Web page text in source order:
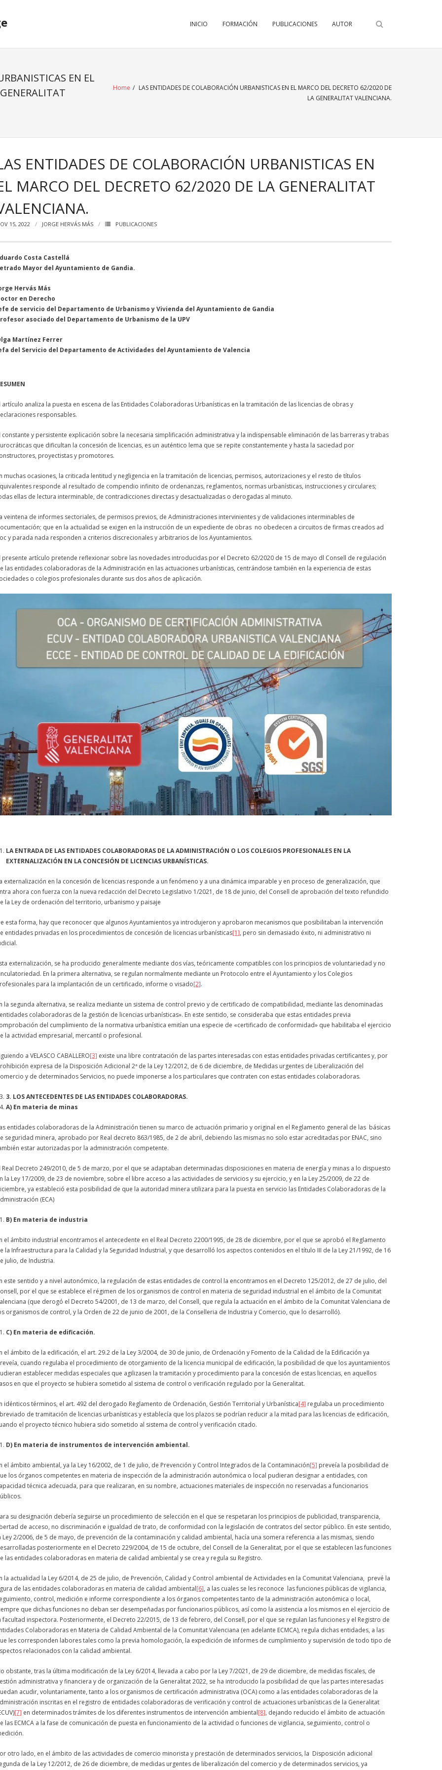
INICIO FORMACIÓN PUBLICACIONES AUTOR
EN EL
Home / LAS ENTIDADES DE COLABORACIÓN URBANISTICAS EN EL MARCO DEL DECRETO 62/2020 DE
LA GENERALITAT VALENCIANA.
ENTIDADES DE COLABORACIÓN URBANISTICAS EN
MARCO DEL DECRETO 62/2020 DE LA GENERALITAT
15, 2022 JORGE HERVÁS MÁS PUBLICACIONES
Costa Castellá
Mayor del Ayuntamiento de Gandia.
Hervás Más
en Derecho
de servicio del Departamento de Urbanismo y Vivienda del Ayuntamiento de Gandia
asociado del Departamento de Urbanismo de la UPV
Martínez Ferrer
del Servicio del Departamento de Actividades del Ayuntamiento de Valencia
artículo analiza la puesta en escena de las Entidades Colaboradoras Urbanísticas en la tramitación de las licencias de obras y
responsables.
constante y persistente explicación sobre la necesaria simplificación administrativa y la indispensable eliminación de las barreras y trabas
que dificultan la concesión de licencias, es un auténtico lema que se repite constantemente y hasta la saciedad por
proyectistas y promotores.
muchas ocasiones, la criticada lentitud y negligencia en la tramitación de licencias, permisos, autorizaciones y el resto de títulos
responde al resultado de compendio infinito de ordenanzas, reglamentos, normas urbanísticas, instrucciones y circulares;
ellas de lectura interminable, de contradicciones directas y desactualizadas o derogadas al minuto.
veintena de informes sectoriales, de permisos previos, de Administraciones intervinientes y de validaciones interminables de
que en la actualidad se exigen en la instrucción de un expediente de obras no obedecen a circuitos de firmas creados ad
y parada nada responden a criterios discrecionales y arbitrarios de los Ayuntamientos.
presente artículo pretende reflexionar sobre las novedades introducidas por el Decreto 62/2020 de 15 de mayo dl Consell de regulación
las entidades colaboradoras de la Administración en las actuaciones urbanísticas, centrándose también en la experiencia de estas
o colegios profesionales durante sus dos años de aplicación.
LA ENTRADA DE LAS ENTIDADES COLABORADORAS DE LA ADMINISTRACIÓN O LOS COLEGIOS PROFESIONALES EN LA
EXTERNALIZACIÓN EN LA CONCESIÓN DE LICENCIAS URBANÍSTICAS.
externalización en la concesión de licencias responde a un fenómeno y a una dinámica imparable y en proceso de generalización, que
ahora con fuerza con la nueva redacción del Decreto Legislativo 1/2021, de 18 de junio, del Consell de aprobación del texto refundido
la Ley de ordenación del territorio, urbanismo y paisaje
esta forma, hay que reconocer que algunos Ayuntamientos ya introdujeron y aprobaron mecanismos que posibilitaban la intervención
entidades privadas en los procedimientos de concesión de licencias urbanísticas[1], pero sin demasiado éxito, ni administrativo ni
externalización, se ha producido generalmente mediante dos vías, teóricamente compatibles con los principios de voluntariedad y no
En la primera alternativa, se regulan normalmente mediante un Protocolo entre el Ayuntamiento y los Colegios
para la implantación de un certificado, informe o visado[2].
la segunda alternativa, se realiza mediante un sistema de control previo y de certificado de compatibilidad, mediante las denominadas
colaboradoras de la gestión de licencias urbanísticas». En este sentido, se consideraba que estas entidades previa
del cumplimiento de la normativa urbanística emitían una especie de «certificado de conformidad» que habilitaba el ejercicio
la actividad empresarial, mercantil o profesional.
a VELASCO CABALLERO[3] existe una libre contratación de las partes interesadas con estas entidades privadas certificantes y, por
expresa de la Disposición Adicional 2ª de la Ley 12/2012, de 6 de diciembre, de Medidas urgentes de Liberalización del
y de determinados Servicios, no puede imponerse a los particulares que contraten con estas entidades colaboradoras.
3. LOS ANTECEDENTES DE LAS ENTIDADES COLABORADORAS.
A) En materia de minas
entidades colaboradoras de la Administración tienen su marco de actuación primario y original en el Reglamento general de las básicas
seguridad minera, aprobado por Real decreto 863/1985, de 2 de abril, debiendo las mismas no solo estar acreditadas por ENAC, sino
estar autorizadas por la administración competente.
Real Decreto 249/2010, de 5 de marzo, por el que se adaptaban determinadas disposiciones en materia de energía y minas a lo dispuesto
la Ley 17/2009, de 23 de noviembre, sobre el libre acceso a las actividades de servicios y su ejercicio, y en la Ley 25/2009, de 22 de
ya estableció esta posibilidad de que la autoridad minera utilizara para la puesta en servicio las Entidades Colaboradoras de la
(ECA)
B) En materia de industria
el ámbito industrial encontramos el antecedente en el Real Decreto 2200/1995, de 28 de diciembre, por el que se aprobó el Reglamento
la Infraestructura para la Calidad y la Seguridad Industrial, y que desarrolló los aspectos contenidos en el título III de la Ley 21/1992, de 16
julio, de Industria.
este sentido y a nivel autonómico, la regulación de estas entidades de control la encontramos en el Decreto 125/2012, de 27 de julio, del
por el que se establece el régimen de los organismos de control en materia de seguridad industrial en el ámbito de la Comunitat
(que derogó el Decreto 54/2001, de 13 de marzo, del Consell, que regula la actuación en el ámbito de la Comunitat Valenciana de
organismos de control, y la Orden de 22 de junio de 2001, de la Conselleria de Industria y Comercio, que lo desarrolló).
C) En materia de edificación.
el ámbito de la edificación, el art. 29.2 de la Ley 3/2004, de 30 de junio, de Ordenación y Fomento de la Calidad de la Edificación ya
cuando regulaba el procedimiento de otorgamiento de la licencia municipal de edificación, la posibilidad de que los ayuntamientos
establecer medidas especiales que agilizasen la tramitación y procedimiento para la concesión de estas licencias, en aquellos
en que el proyecto se hubiera sometido al sistema de control o verificación regulado por la Generalitat.
idénticos términos, el art. 492 del derogado Reglamento de Ordenación, Gestión Territorial y Urbanística[4] regulaba un procedimiento
de tramitación de licencias urbanísticas y establecía que los plazos se podrían reducir a la mitad para las licencias de edificación,
el proyecto técnico hubiera sido sometido al sistema de control y verificación citado.
D) En materia de instrumentos de intervención ambiental.
el ámbito ambiental, ya la Ley 16/2002, de 1 de julio, de Prevención y Control Integrados de la Contaminación[5] preveía la posibilidad de
los órganos competentes en materia de inspección de la administración autonómica o local pudieran designar a entidades, con
técnica adecuada, para que realizaran, en su nombre, actuaciones materiales de inspección no reservadas a funcionarios
su designación debería seguirse un procedimiento de selección en el que se respetaran los principios de publicidad, transparencia,
de acceso, no discriminación e igualdad de trato, de conformidad con la legislación de contratos del sector público. En este sentido,
Ley 2/2006, de 5 de mayo, de prevención de la contaminación y calidad ambiental, hacía una somera referencia a las mismas, siendo
posteriormente en el Decreto 229/2004, de 15 de octubre, del Consell de la Generalitat, por el que se establecen las funciones
las entidades colaboradoras en materia de calidad ambiental y se crea y regula su Registro.
la actualidad la Ley 6/2014, de 25 de julio, de Prevención, Calidad y Control ambiental de Actividades en la Comunitat Valenciana, prevé la
de las entidades colaboradoras en materia de calidad ambiental[6], a las cuales se les reconoce las funciones públicas de vigilancia,
control, medición e informe correspondiente a los órganos competentes tanto de la administración autonómica o local,
que dichas funciones no deban ser desempeñadas por funcionarios públicos, así como la asistencia a los mismos en el ejercicio de
facultad inspectora. Posteriormente, el Decreto 22/2015, de 13 de febrero, del Consell, por el que se regulan las funciones y el Registro de
Colaboradoras en Materia de Calidad Ambiental de la Comunitat Valenciana (en adelante ECMCA), regula dichas entidades, a las
les corresponden labores tales como la previa homologación, la expedición de informes de cumplimiento y supervisión de todo tipo de
relacionados con la calidad ambiental.
obstante, tras la última modificación de la Ley 6/2014, llevada a cabo por la Ley 7/2021, de 29 de diciembre, de medidas fiscales, de
administrativa y financiera y de organización de la Generalitat 2022, se ha introducido la posibilidad de que las partes interesadas
acudir, voluntariamente, tanto a los organismos de certificación administrativa (OCA) como a las entidades colaboradoras de la
inscritas en el registro de entidades colaboradoras de verificación y control de actuaciones urbanísticas de la Generalitat
[7] en determinados trámites de los diferentes instrumentos de intervención ambiental[8], dejando reducido el ámbito de actuación
las ECMCA a la fase de comunicación de puesta en funcionamiento de la actividad o funciones de vigilancia, seguimiento, control o
otro lado, en el ámbito de las actividades de comercio minorista y prestación de determinados servicios, la Disposición adicional
de la Ley 12/2012, de 26 de diciembre, de medidas urgentes de liberalización del comercio y de determinados servicios, ya